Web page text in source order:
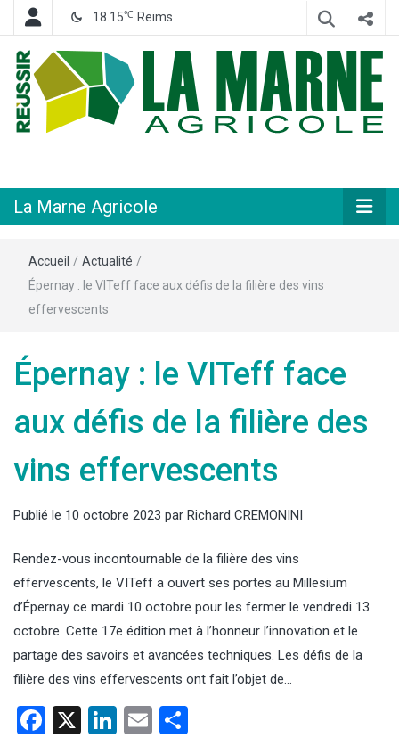
18.15℃ Reims
Agricole
La Marne Agricole
Accueil / Actualité /
Épernay : le VITeff face aux défis de la filière des vins
effervescents
Épernay : le VITeff face
aux défis de la filière des
vins effervescents
Publié le 10 octobre 2023 par Richard CREMONINI
Rendez-vous incontournable de la filière des vins
effervescents, le VITeff a ouvert ses portes au Millesium
d’Épernay ce mardi 10 octobre pour les fermer le vendredi 13
octobre. Cette 17e édition met à l’honneur l’innovation et le
partage des savoirs et avancées techniques. Les défis de la
filière des vins effervescents ont fait l’objet de…
Facebook
X LinkedIn
Email